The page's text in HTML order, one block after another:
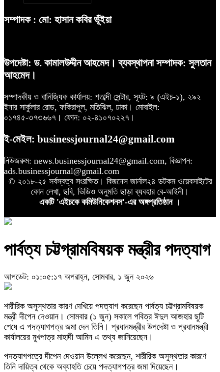
সম্পাদক : মো: হাসান কবির ভূঁইয়া
উপদেষ্টা: ড. কামালউদ্দীন আহমেদ। ব্যবস্থাপনা সম্পাদক: সুলতান
আহমেদ।
সম্পাদকীয় ও বানিজ্যিক কার্যালয়: শতাব্দী সেন্টার, স্যূট: ৯ (এইচ-১), ২৯২
ইনার সার্কুলার রোড, ফকিরাপুল, মতিঝিল, ঢাকা। মোবাইল:
০১৭৪৫-৩৭৩৬৬৭। ফোন: ০২-৪১০৭০২২৭।
ই-মেইল: businessjournal24@gmail.com
নিউজরুম: news.businessjournal24@gmail.com, বিজ্ঞাপন:
ads.businessjournal@gmail.com
© ২০১৮-২৫ সর্বস্বত্ব সংরক্ষিত। বিজনেস জার্নাল২৪ ডটকম ওয়েবসাইটের
কোন লেখা, ছবি, ভিডিও অনুমতি ছাড়া ব্যবহার বে-আইনী।
একটি 'এইচকে কমিউনিকেশনস'-এর অঙ্গপ্রতিষ্ঠান ।
পার্বত্য চট্টগ্রামবিষয়ক মন্ত্রীর পদত্যাগ
আপডেট: ০১:০৫:১৭ অপরাহ্ন, সোমবার, ১ জুন ২০২৬
শারীরিক অসুস্থতার কারণ দেখিয়ে পদত্যাগ করেছেন পার্বত্য চট্টগ্রামবিষয়ক
মন্ত্রী দীপেন দেওয়ান। সোমবার (১ জুন) সকালে পবিত্র ঈদুল আজহার ছুটি
শেষে এ পদত্যাগপত্র জমা দেন তিনি। প্রধানমন্ত্রীর উপদেষ্টা ও প্রধানমন্ত্রী
কার্যালয়ের মুখপাত্র মাহাদী আমিন এ তথ্য জানিয়েছেন।
পদত্যাগপত্রে দীপেন দেওয়ান উল্লেখ করেছেন, শারীরিক অসুস্থতার কারণে
তিনি দায়িত্ব থেকে অব্যাহতি চেয়ে পদত্যাগপত্র জমা দিয়েছেন।